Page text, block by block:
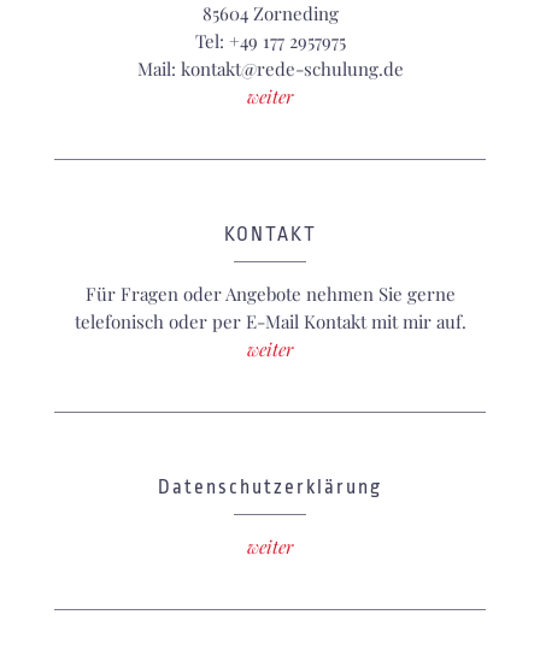
85604 Zorneding
Tel: +49 177 2957975
Mail: kontakt@rede-schulung.de
weiter
KONTAKT
Für Fragen oder Angebote nehmen Sie gerne
telefonisch oder per E-Mail Kontakt mit mir auf.
weiter
Datenschutzerklärung
weiter